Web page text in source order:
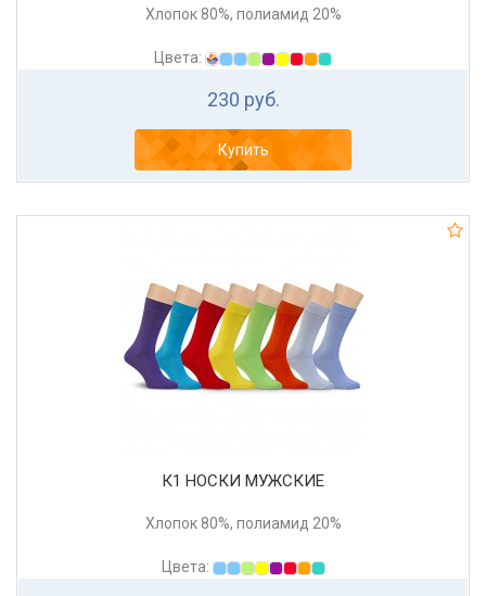
Хлопок 80%, полиамид 20%
Цвета:
230 руб.
Купить
К1 НОСКИ МУЖСКИЕ
Хлопок 80%, полиамид 20%
Цвета: